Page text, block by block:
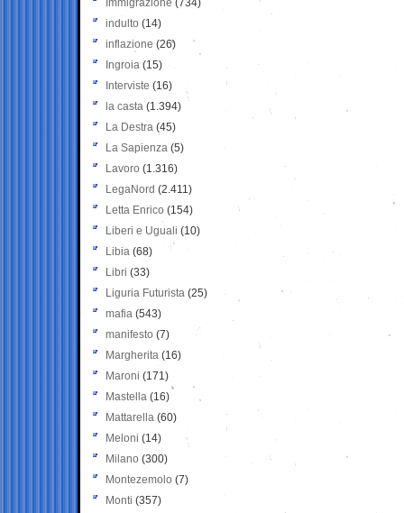
Immigrazione (734)
indulto (14)
inflazione (26)
Ingroia (15)
Interviste (16)
la casta (1.394)
La Destra (45)
La Sapienza (5)
Lavoro (1.316)
LegaNord (2.411)
Letta Enrico (154)
Liberi e Uguali (10)
Libia (68)
Libri (33)
Liguria Futurista (25)
mafia (543)
manifesto (7)
Margherita (16)
Maroni (171)
Mastella (16)
Mattarella (60)
Meloni (14)
Milano (300)
Montezemolo (7)
Monti (357)